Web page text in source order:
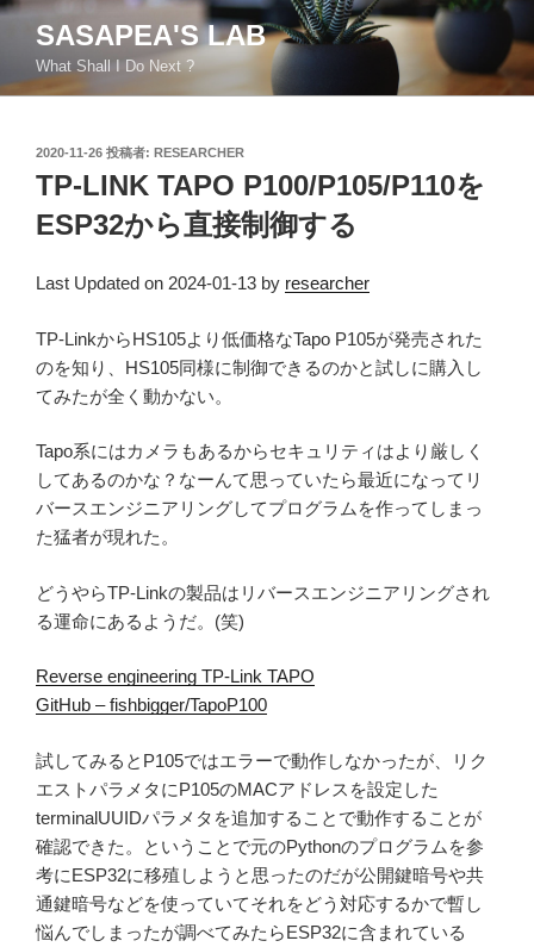
コ
ン
SASAPEA'S LAB
What Shall I Do Next ?
投
稿
日:
2020-11-26 投稿者: RESEARCHER
TP-LINK TAPO P100/P105/P110を
ESP32から直接制御する
Last Updated on 2024-01-13 by researcher
TP-LinkからHS105より低価格なTapo P105が発売された
のを知り、HS105同様に制御できるのかと試しに購入し
てみたが全く動かない。
Tapo系にはカメラもあるからセキュリティはより厳しく
してあるのかな？なーんて思っていたら最近になってリ
バースエンジニアリングしてプログラムを作ってしまっ
た猛者が現れた。
どうやらTP-Linkの製品はリバースエンジニアリングされ
る運命にあるようだ。(笑)
Reverse engineering TP-Link TAPO
GitHub – fishbigger/TapoP100
試してみるとP105ではエラーで動作しなかったが、リク
エストパラメタにP105のMACアドレスを設定した
terminalUUIDパラメタを追加することで動作することが
確認できた。ということで元のPythonのプログラムを参
考にESP32に移殖しようと思ったのだが公開鍵暗号や共
通鍵暗号などを使っていてそれをどう対応するかで暫し
悩んでしまったが調べてみたらESP32に含まれている